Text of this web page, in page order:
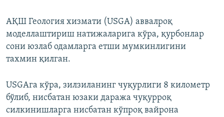
АҚШ Геология хизмати (USGA) аввалроқ
моделлаштириш натижаларига кўра, қурбонлар
сони юзлаб одамларга етши мумкинлигини
тахмин қилган.
USGAга кўра, зилзиланинг чуқурлиги 8 километр
бўлиб, нисбатан юзаки даража чуқурроқ
силкинишларга нисбатан кўпроқ вайрона